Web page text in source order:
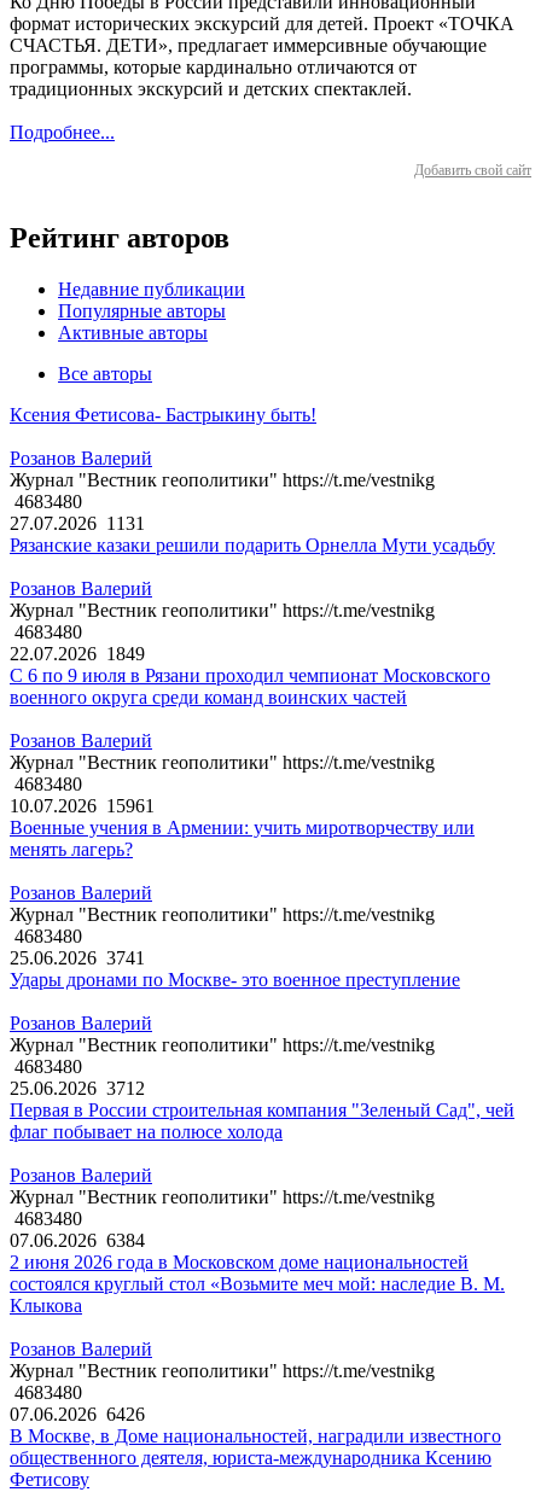
формат исторических экскурсий для детей. Проект «ТОЧКА
СЧАСТЬЯ. ДЕТИ», предлагает иммерсивные обучающие
программы, которые кардинально отличаются от
традиционных экскурсий и детских спектаклей.
Подробнее...
Добавить свой сайт
Рейтинг авторов
Недавние публикации
Популярные авторы
Активные авторы
Все авторы
Ксения Фетисова- Бастрыкину быть!
Розанов Валерий
Журнал "Вестник геополитики" https://t.me/vestnikg
4683480
27.07.2026 1131
Рязанские казаки решили подарить Орнелла Мути усадьбу
Розанов Валерий
Журнал "Вестник геополитики" https://t.me/vestnikg
4683480
22.07.2026 1849
С 6 по 9 июля в Рязани проходил чемпионат Московского
военного округа среди команд воинских частей
Розанов Валерий
Журнал "Вестник геополитики" https://t.me/vestnikg
4683480
10.07.2026 15961
Военные учения в Армении: учить миротворчеству или
менять лагерь?
Розанов Валерий
Журнал "Вестник геополитики" https://t.me/vestnikg
4683480
25.06.2026 3741
Удары дронами по Москве- это военное преступление
Розанов Валерий
Журнал "Вестник геополитики" https://t.me/vestnikg
4683480
25.06.2026 3712
Первая в России строительная компания "Зеленый Сад", чей
флаг побывает на полюсе холода
Розанов Валерий
Журнал "Вестник геополитики" https://t.me/vestnikg
4683480
07.06.2026 6384
2 июня 2026 года в Московском доме национальностей
состоялся круглый стол «Возьмите меч мой: наследие В. М.
Клыкова
Розанов Валерий
Журнал "Вестник геополитики" https://t.me/vestnikg
4683480
07.06.2026 6426
В Москве, в Доме национальностей, наградили известного
общественного деятеля, юриста-международника Ксению
Фетисову